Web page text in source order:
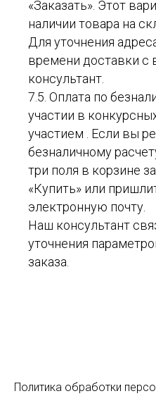
«Заказать». Этот
наличии товара на
Для уточнения
времени доставки с
консультант.
7.5. Оплата по
участии в
участием . Если вы
безналичному
три поля в корзине
«Купить» или
электронную почту.
Наш консультант
уточнения
заказа.
Политика обработки